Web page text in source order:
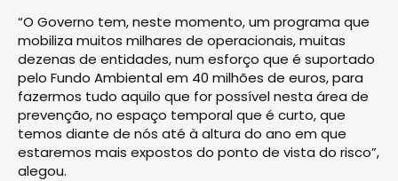
“O Governo tem, neste momento, um programa que
mobiliza muitos milhares de operacionais, muitas
dezenas de entidades, num esforço que é suportado
pelo Fundo Ambiental em 40 milhões de euros, para
fazermos tudo aquilo que for possível nesta área de
prevenção, no espaço temporal que é curto, que
temos diante de nós até à altura do ano em que
estaremos mais expostos do ponto de vista do risco”,
alegou.